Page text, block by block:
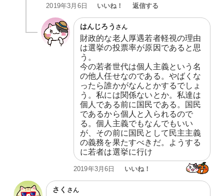
2019年3月6日 いいね！ 返信する
はんじろう さん
財政的な老人厚遇若者軽視の理由
は選挙の投票率が原因であると思
う。
今の若者世代は個人主義という名
の他人任せなのである。やばくな
ったら誰かがなんとかするでしょ
う。私には関係ないとか。私達は
個人である前に国民である。国民
であるから個人と入られるので
る。個人主義でもなんでもいい
が、その前に国民として民主主義
の義務を果たすべきだ。ようする
に若者は選挙に行け
2019年3月6日 いいね！
さく さん